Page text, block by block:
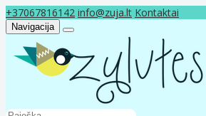
+37067816142 info@zuja.lt Kontaktai
Navigacija